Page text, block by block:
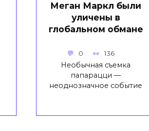
Меган Маркл были
уличены в
глобальном обмане
0 136
Необычная съемка
папарацци —
неоднозначное событие